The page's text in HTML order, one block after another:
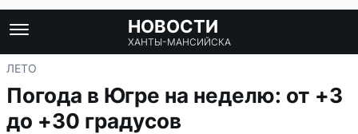
НОВОСТИ
ХАНТЫ-МАНСИЙСКА
ЛЕТО
Погода в Югре на неделю: от +3
до +30 градусов